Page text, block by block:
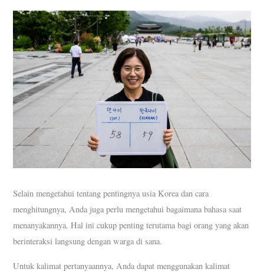
Selain mengetahui tentang pentingnya usia Korea dan cara
menghitungnya, Anda juga perlu mengetahui bagaimana bahasa saat
menanyakannya. Hal ini cukup penting terutama bagi orang yang akan
berinteraksi langsung dengan warga di sana.
Untuk kalimat pertanyaannya, Anda dapat menggunakan kalimat